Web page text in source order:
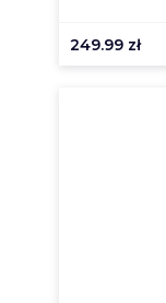
249.99 zł